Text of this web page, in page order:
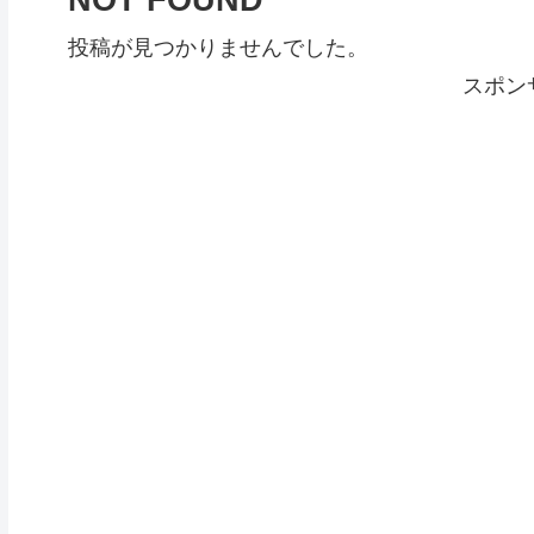
投稿が見つかりませんでした。
スポン